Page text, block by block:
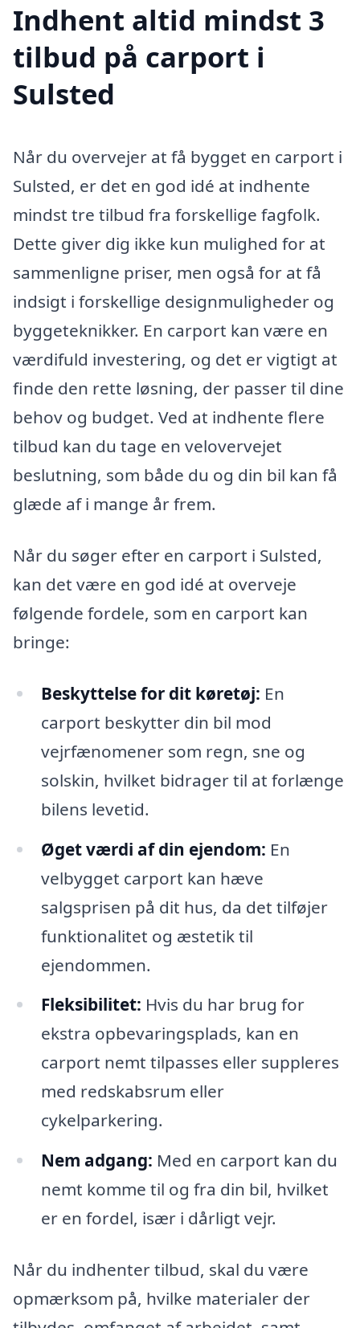
Indhent altid mindst 3
tilbud på carport i
Sulsted
Når du overvejer at få bygget en carport i
Sulsted, er det en god idé at indhente
mindst tre tilbud fra forskellige fagfolk.
Dette giver dig ikke kun mulighed for at
sammenligne priser, men også for at få
indsigt i forskellige designmuligheder og
byggeteknikker. En carport kan være en
værdifuld investering, og det er vigtigt at
finde den rette løsning, der passer til dine
behov og budget. Ved at indhente flere
tilbud kan du tage en velovervejet
beslutning, som både du og din bil kan få
glæde af i mange år frem.
Når du søger efter en carport i Sulsted,
kan det være en god idé at overveje
følgende fordele, som en carport kan
bringe:
Beskyttelse for dit køretøj: En
carport beskytter din bil mod
vejrfænomener som regn, sne og
solskin, hvilket bidrager til at forlænge
bilens levetid.
Øget værdi af din ejendom: En
velbygget carport kan hæve
salgsprisen på dit hus, da det tilføjer
funktionalitet og æstetik til
ejendommen.
Fleksibilitet: Hvis du har brug for
ekstra opbevaringsplads, kan en
carport nemt tilpasses eller suppleres
med redskabsrum eller
cykelparkering.
Nem adgang: Med en carport kan du
nemt komme til og fra din bil, hvilket
er en fordel, især i dårligt vejr.
Når du indhenter tilbud, skal du være
opmærksom på, hvilke materialer der